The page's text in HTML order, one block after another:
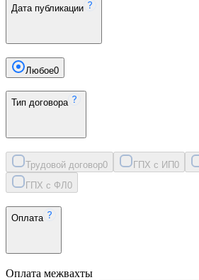
Дата публикации
Любое0
Тип договора
Трудовой договор0 ГПХ с ИП0
ГПХ с ФЛ 0
Оплата
Оплата межвахты